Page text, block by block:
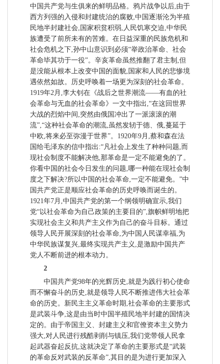
中国共产党与生俱来的鲜明品格。鸦片战争以后,由于
西方列强的入侵和封建统治的腐败,中国逐渐沦为半殖
民地半封建社会,国家积贫积弱,人民饥寒交迫,中华民
族遭受了前所未有的苦难。在日益深重的民族危机和
社会危机之下,孙中山意识到必须“举政治革命、社会
革命毕其功于一役”。辛亥革命虽然推翻了君主制,但
是没能从根本上改变中国的面貌,国家和人民的悲惨境
遇依然如故。历史呼唤着一场更为深刻的社会革命。
1919年2月,李大钊在《战后之世界潮流——有血的社
会革命与无血的社会革命》一文中指出,“在这回世界
大战的烈焰中间,突然由俄国冲出了一派滚滚的潮
流”,“这种社会革命的潮流,虽然发轫于德、俄,蔓延于
中欧,将来必至弥漫于世界”。1920年9月,蔡和森在法
国给毛泽东的信中指出:“凡社会上发生了种种问题,而
现社会制度不能解决他,那革命是一定不能避免的了。
你看中国的社会今日发生的问题,哪一种能在现社会制
度之下解决?所以中国的社会革命,一定不能避免。”中
国共产党正是顺应社会革命的历史呼唤而诞生的。
1921年7月,中国共产党的第一个纲领明确宣示,我们
党“以社会革命为自己政策的主要目的”,旗帜鲜明地把
实现社会主义和共产主义作为自己的奋斗目标。通过
领导人民开展深刻的社会革命,为中国人民谋幸福,为
中华民族谋复兴,最终实现共产主义,是激励中国共产
党人不断前进的根本动力。
2
中国共产党98年的光辉历史,就是为践行初心使命
而不懈奋斗的历史,就是领导人民不断推进伟大社会革
命的历史。新民主主义革命时期,社会革命的主要形式
是武装斗争,这是由当时中国半殖民地半封建的国情决
定的。由于帝国主义、封建主义和官僚资本主义势力
强大,对人民进行残酷剥削与镇压,我们党带领人民拿
起武器奋起反抗,这就决定了革命的主要形式是“武装
的革命反对武装的反革命”,其目的是为进行更加深入